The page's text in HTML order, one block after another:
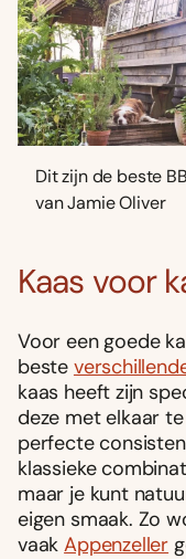
Dit zijn de beste
van Jamie Oliver
Kaas voor
Voor een goede
beste
kaas heeft zijn
deze met elkaar
perfecte
klassieke
maar je kunt
eigen smaak. Zo
vaakAppenzeller